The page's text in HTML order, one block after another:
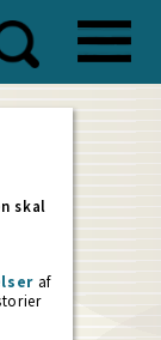
skal
af